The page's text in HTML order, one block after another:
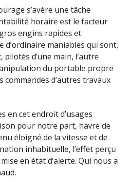
s’avère une tâche
horaire est le facteur
engins rapides et
d’ordinaire maniables qui sont,
d’une main, l’autre
du portable propre
commandes d’autres travaux
en cet endroit d’usages
pour notre part, havre de
éloigné de la vitesse et de
inhabituelle, l’effet perçu
en état d’alerte. Qui nous a